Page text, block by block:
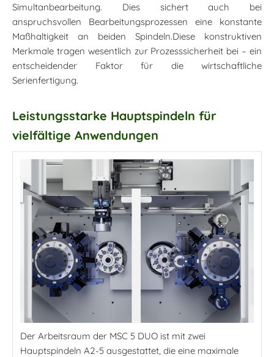
Simultanbearbeitung. Dies sichert auch bei
anspruchsvollen Bearbeitungsprozessen eine konstante
Maßhaltigkeit an beiden Spindeln.Diese konstruktiven
Merkmale tragen wesentlich zur Prozesssicherheit bei – ein
entscheidender Faktor für die wirtschaftliche
Serienfertigung.
Leistungsstarke Hauptspindeln für
vielfältige Anwendungen
Der Arbeitsraum der MSC 5 DUO ist mit zwei
Hauptspindeln A2-5 ausgestattet, die eine maximale